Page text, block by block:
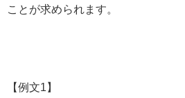
ことが求められます。
【例文1】